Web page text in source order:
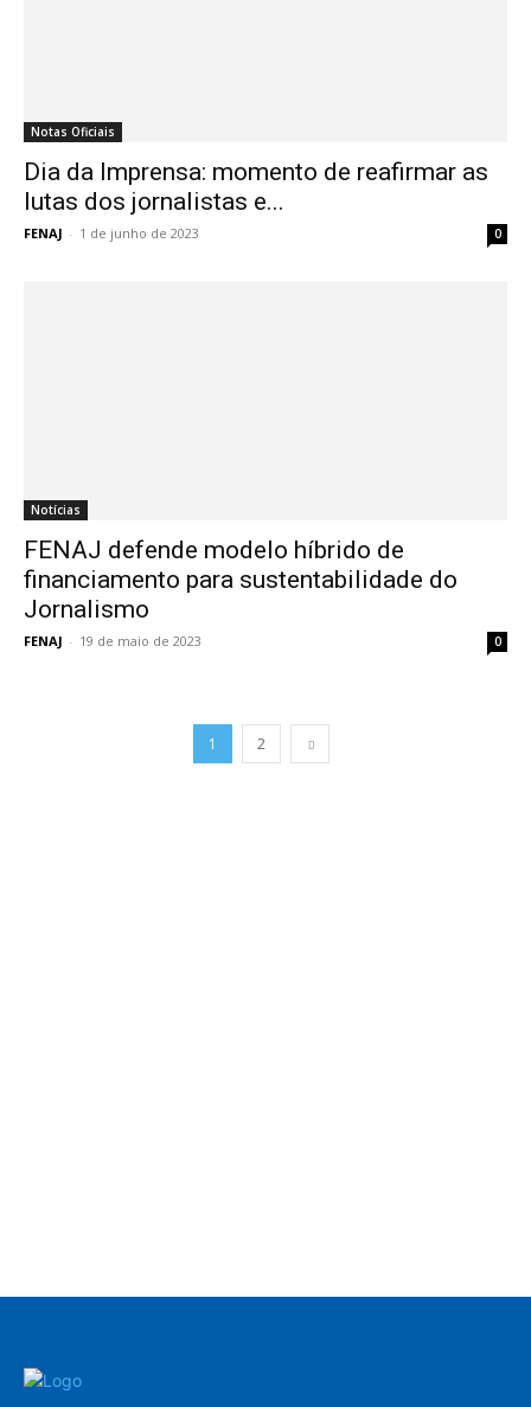
Notas Oficiais
Dia da Imprensa: momento de reafirmar as
lutas dos jornalistas e...
FENAJ - 1 de junho de 2023 0
Notícias
FENAJ defende modelo híbrido de
financiamento para sustentabilidade do
Jornalismo
FENAJ - 19 de maio de 2023 0
1 2